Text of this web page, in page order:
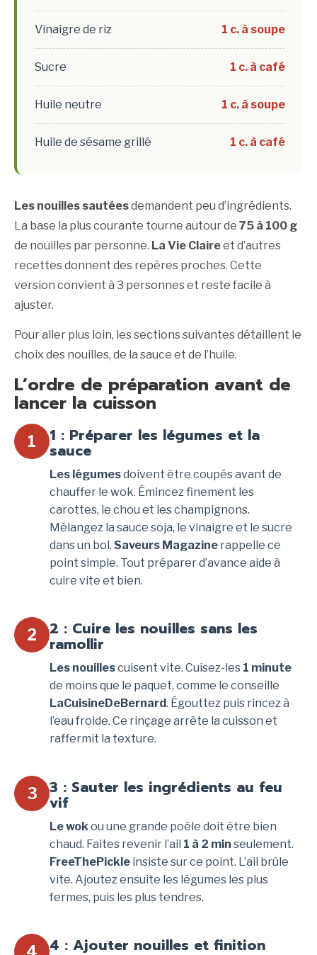
Vinaigre de riz 1 c. à soupe
Sucre 1 c. à café
Huile neutre 1 c. à soupe
Huile de sésame grillé 1 c. à café
Les nouilles sautéesdemandent peu d’ingrédients.
La base la plus courante tourne autour de 75 à 100 g
de nouilles par personne. La Vie Claireet d’autres
recettes donnent des repères proches. Cette
version convient à 3 personnes et reste facile à
ajuster.
Pour aller plus loin, les sections suivantes détaillent le
choix des nouilles, de la sauce et de l’huile.
L’ordre de préparation avant de
lancer la cuisson
1 1 : Préparer les légumes et la
sauce
Les légumesdoivent être coupés avant de
chauffer le wok. Émincez finement les
carottes, le chou et les champignons.
Mélangez la sauce soja, le vinaigre et le sucre
dans un bol. Saveurs Magazine rappelle ce
point simple. Tout préparer d’avance aide à
cuire vite et bien.
2 2 : Cuire les nouilles sans les
ramollir
Les nouillescuisent vite. Cuisez-les 1 minute
de moins que le paquet, comme le conseille
LaCuisineDeBernard. Égouttez puis rincez à
l’eau froide. Ce rinçage arrête la cuisson et
raffermit la texture.
3 3 : Sauter les ingrédients au feu
vif
Le wok ou une grande poêle doit être bien
chaud. Faites revenir l’ail 1 à 2 min seulement.
FreeThePickle insiste sur ce point. L’ail brûle
vite. Ajoutez ensuite les légumes les plus
fermes, puis les plus tendres.
4 : Ajouter nouilles et finition